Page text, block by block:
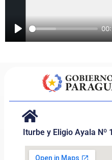
Play
Iturbe y Eligio Ayala